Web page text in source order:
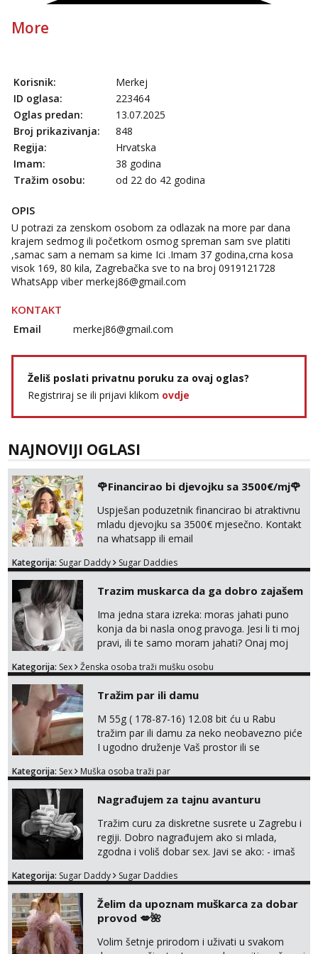
More
Korisnik:
Merkej
ID oglasa:
223464
Oglas predan:
13.07.2025
Broj prikazivanja:
848
Regija:
Hrvatska
Imam:
38 godina
Tražim osobu:
od 22 do 42 godina
OPIS
U potrazi za zenskom osobom za odlazak na more par dana
krajem sedmog ili početkom osmog spreman sam sve platiti
,samac sam a nemam sa kime Ici .Imam 37 godina,crna kosa
visok 169, 80 kila, Zagrebačka sve to na broj 0919121728
WhatsApp viber merkej86@gmail.com
KONTAKT
Email merkej86@gmail.com
Želiš poslati privatnu poruku za ovaj oglas?
Registriraj se ili prijavi klikom ovdje
NAJNOVIJI OGLASI
🌹Financirao bi djevojku sa 3500€/mj🌹
Uspješan poduzetnik financirao bi atraktivnu
mladu djevojku sa 3500€ mjesečno. Kontakt
na whatsapp ili email
Kategorija: Sugar Daddy Sugar Daddies
Trazim muskarca da ga dobro zajašem
Ima jedna stara izreka: moras jahati puno
konja da bi nasla onog pravoga. Jesi li ti moj
pravi, ili te samo moram jahati? Onaj moj
na sexdater link i javi mi se tamo....
Kategorija: Sex Ženska osoba traži mušku osobu
Tražim par ili damu
M 55g ( 178-87-16) 12.08 bit ću u Rabu
tražim par ili damu za neko neobavezno piće
I ugodno druženje Vaš prostor ili se
plaži na noćno kupanje Kontakt
Kategorija: Sex Muška osoba traži par
Nagrađujem za tajnu avanturu
Tražim curu za diskretne susrete u Zagrebu i
regiji. Dobro nagrađujem ako si mlada,
zgodna i voliš dobar sex. Javi se ako: - imaš
kosu - se dobro ljubiš - si fleksibilna s
dostupna radnim danom (vikendi i noći su za
obitelj) - vodiš brigu o zdravlju i koristiš
zaštitu Ne javljajte se: - debele - frajeri i
paro...
Kategorija: Sugar Daddy Sugar Daddies
Želim da upoznam muškarca za dobar
provod 💋🌺
Volim šetnje prirodom i uživati u svakom